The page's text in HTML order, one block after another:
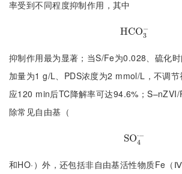
率受到不同程度抑制作用，其中
HCO−
3
HCO3−
抑制作用最为显著；当S/Fe为0.028、硫化
加量为1 g/L、PDS浓度为2 mmol/L，不调
应120 min后TC降解率可达94.6%；
除常见自由基（
SO⋅−
4
SO4⋅−
和HO·）外，还包括非自由基活性物质Fe